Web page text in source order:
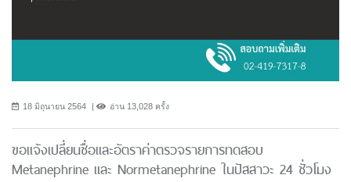
18 มิถุนายน 2564 อ่าน 13,028 ครั้ง
ขอแจ้งเปลี่ยนชื่อและอัตราค่าตรวจรายการทดสอบ
Metanephrine และ Normetanephrine ในปัสสาวะ 24 ชั่วโมง